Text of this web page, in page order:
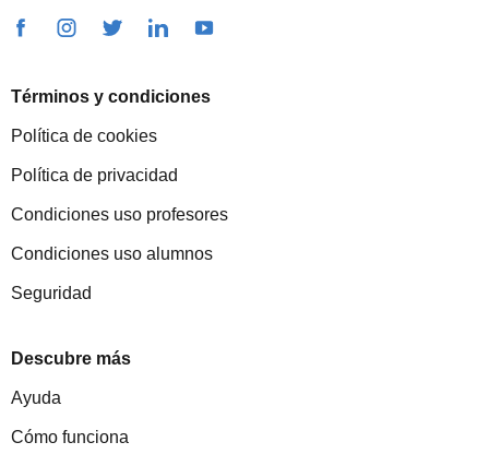
Términos y condiciones
Política de cookies
Política de privacidad
Condiciones uso profesores
Condiciones uso alumnos
Seguridad
Descubre más
Ayuda
Cómo funciona